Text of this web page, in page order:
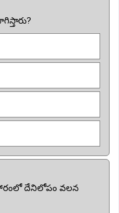
దేనిలోపం వలన